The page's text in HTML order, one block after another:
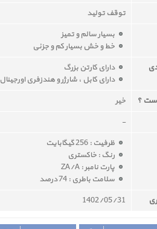
توقف تولید
بسیار سالم و تمیز
خط و خش بسیار کم و جزئی
دارای کارتن بزرگ
دارای کابل ، شارژر و هندزفری اورجینال
؟
خیر
-
ظرفیت : 256 گیگابایت
رنگ : خاکستری
پارت نامبر : ZA/A
سلامت باطری : 74 درصد
1402/05/31